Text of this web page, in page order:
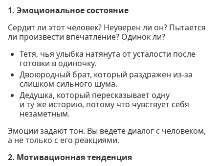
1. Эмоциональное состояние
Сердит ли этот человек? Неуверен ли он? Пытается
ли произвести впечатление? Одинок ли?
Тетя, чья улыбка натянута от усталости после
готовки в одиночку.
Двоюродный брат, который раздражен из-за
слишком сильного шума.
Дедушка, который пересказывает одну
и ту же историю, потому что чувствует себя
незаметным.
Эмоции задают тон. Вы ведете диалог с человеком,
а не только с его реакциями.
2. Мотивационная тенденция